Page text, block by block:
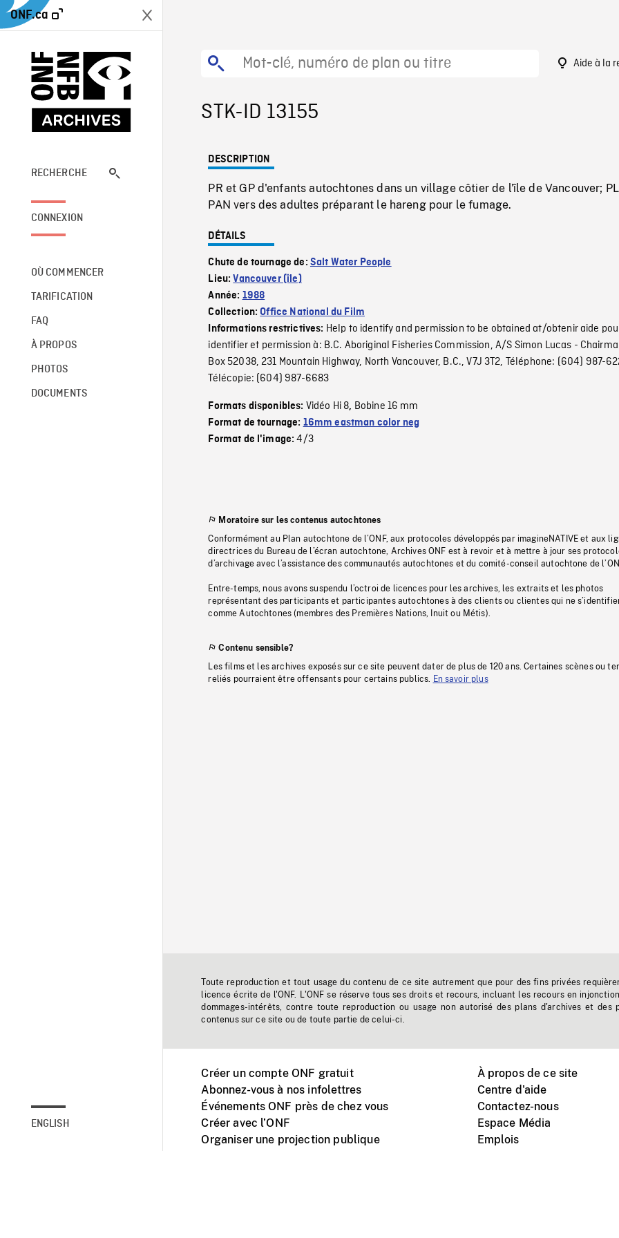
ONF.ca
RECHERCHE
CONNEXION
OÙ COMMENCER
TARIFICATION
FAQ
À PROPOS
PHOTOS
DOCUMENTS
ENGLISH
Aide à la
STK-ID 13155
DESCRIPTION
PR et GP d'enfants autochtones dans un village côtier de l'île de Vancouver;
PAN vers des adultes préparant le hareng pour le fumage.
DÉTAILS
Chute de tournage de: Salt Water People
Lieu:Vancouver (île)
Année: 1988
Collection:Office National du Film
Informations restrictives: Help to identify and permission to be obtained at/obtenir aide
identifier et permission à: B.C. Aboriginal Fisheries Commission, A/S Simon Lucas -
Box 52038, 231 Mountain Highway, North Vancouver, B.C., V7J 3T2, Téléphone: (604) 987-
Télécopie: (604) 987-6683
Formats disponibles: Vidéo Hi 8, Bobine 16 mm
Format de tournage: 16mm eastman color neg
Format de l'image:4/3
Moratoire sur les contenus autochtones
Conformément au Plan autochtone de l’ONF, aux protocoles développés par imagineNATIVE et aux
directrices du Bureau de l’écran autochtone, Archives ONF est à revoir et à mettre à jour ses
d’archivage avec l’assistance des communautés autochtones et du comité-conseil autochtone de
Entre-temps, nous avons suspendu l’octroi de licences pour les archives, les extraits et les photos
représentant des participants et participantes autochtones à des clients ou clientes qui ne
comme Autochtones (membres des Premières Nations, Inuit ou Métis).
Contenu sensible?
Les films et les archives exposés sur ce site peuvent dater de plus de 120 ans. Certaines scènes ou
reliés pourraient être offensants pour certains publics. En savoir plus
Toute reproduction et tout usage du contenu de ce site autrement que pour des fins privées
licence écrite de l'ONF. L'ONF se réserve tous ses droits et recours, incluant les recours en
dommages-intérêts, contre toute reproduction ou usage non autorisé des plans d'archives et des
contenus sur ce site ou de toute partie de celui-ci.
Créer un compte ONF gratuit
Abonnez-vous à nos infolettres
Événements ONF près de chez vous
Créer avec l’ONF
Organiser une projection publique
À propos de ce site
Centre d'aide
Contactez-nous
Espace Média
Emplois